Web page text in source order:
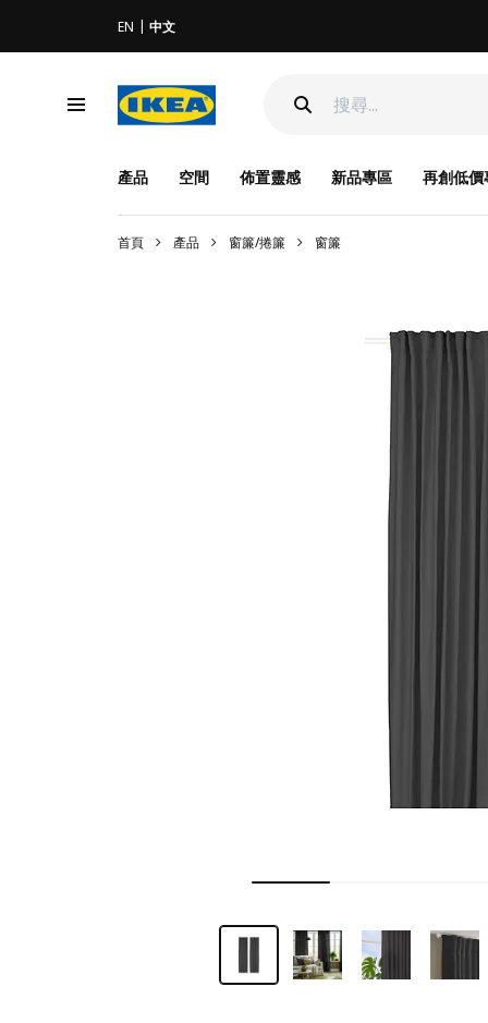
EN 中文
產品 空間 佈置靈感 新品專區 再創低價
首頁 產品 窗簾/捲簾 窗簾